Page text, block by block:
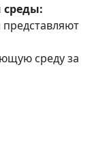
среды:
среду за